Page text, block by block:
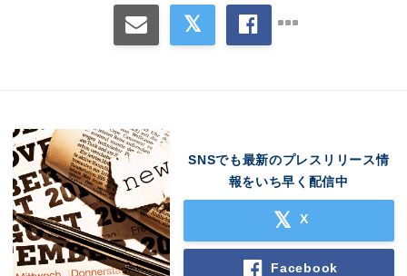
SNSでも最新のプレスリリース情
報をいち早く配信中
X
Facebook